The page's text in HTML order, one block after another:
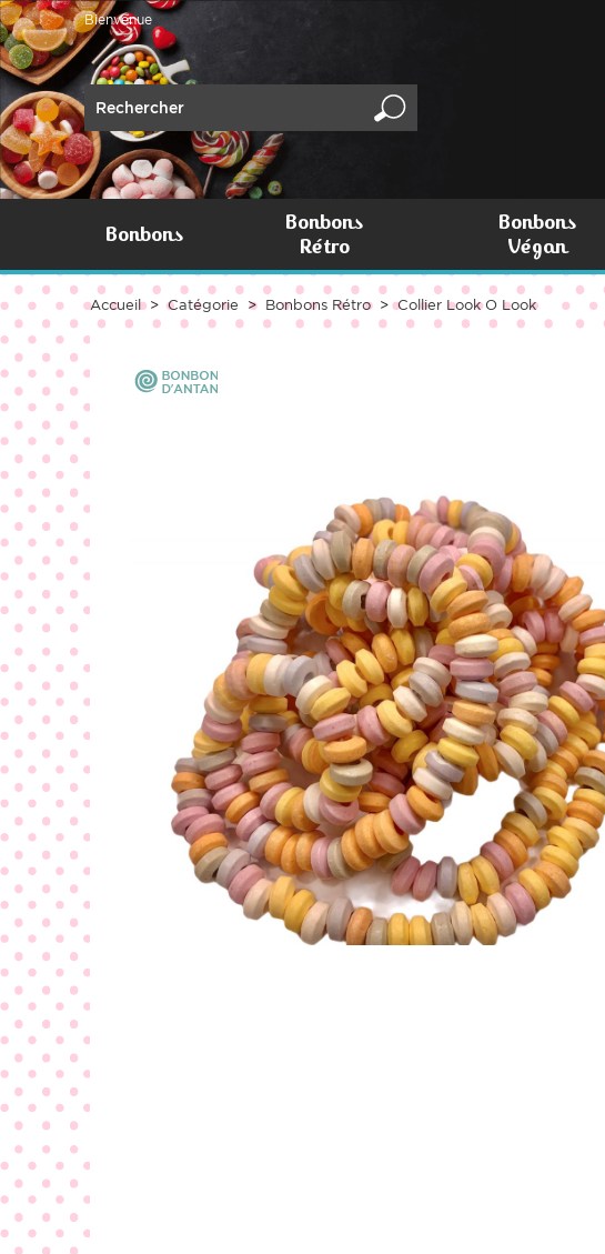
Bienvenue
Bonbons
Bonbons
Rétro
Bonbons
Végan
Accueil Catégorie Bonbons Rétro Collier Look O Look